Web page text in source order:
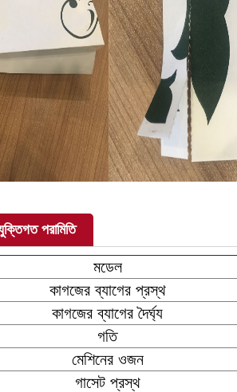
পরামিতি
মডেল
কাগজের ব্যাগের প্রস্থ
কাগজের ব্যাগের দৈর্ঘ্য
গতি
মেশিনের ওজন
গাসেট প্রস্থ